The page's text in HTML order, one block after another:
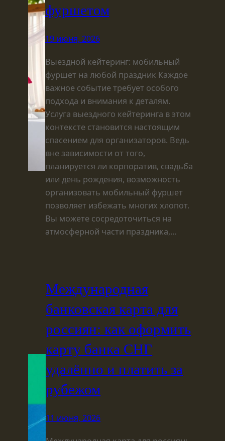
фуршетом
19 июня, 2026
Выездной кейтеринг: мобильный
фуршет на любой праздник Каждое
важное событие требует особого
подхода и внимания к деталям.
Услуга выездного кейтеринга в этом
контексте становится настоящим
спасением для организаторов. Ведь
вне зависимости от того,
планируется ли корпоратив, свадьба
или день рождения, возможность
организовать мобильный фуршет
позволяет избежать многих хлопот.
Вы можете сосредоточиться на
атмосферной части праздника,…
Международная
банковская карта для
россиян: как оформить
карту банка СНГ
удалённо и платить за
рубежом
11 июня, 2026